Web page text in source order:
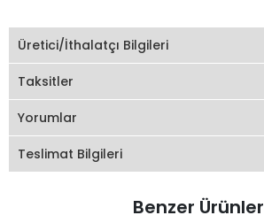
Üretici/İthalatçı Bilgileri
Taksitler
Yorumlar
Teslimat Bilgileri
Benzer Ürünler